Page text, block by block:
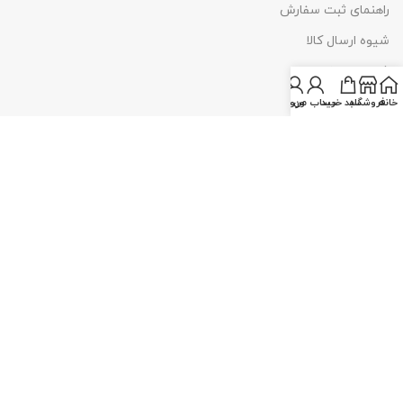
راهنمای ثبت سفارش
شیوه ارسال کالا
شیوه پرداخت
خانهفروشگاهسبد خرید ورود